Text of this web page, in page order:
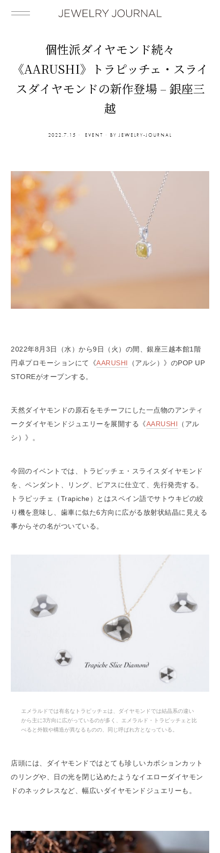
個性派ダイヤモンド続々
《AARUSHI》トラピッチェ・スライ
スダイヤモンドの新作登場 – 銀座三
越
2022.7.15 EVENT BY JEWELRY-JOURNAL
2022年8月3日（水）から9日（火）の間、銀座三越本館1階
円卓プロモーションにて《AARUSHI
（アルシ）》のPOP UP
STOREがオープンする。
天然ダイヤモンドの原石をモチーフにした一点物のアンティ
ークダイヤモンドジュエリーを展開する《AARUSHI （アル
シ）》。
今回のイベントでは、トラピッチェ・スライスダイヤモンド
を、ペンダント、リング、ピアスに仕立て、先行発売する。
トラピッチェ（Trapiche）とはスペイン語でサトウキビの絞
り機を意味し、歯車に似た6方向に広がる放射状結晶に見える
事からその名がついている。
エメラルドでは有名なトラピッチェは、ダイヤモンドでは結晶系の違い
から主に3方向に広がっているのが多く、エメラルド・トラピッチェと比
べると外観や構造が異なるものの、同じ呼ばれ方となっている。
店頭には、ダイヤモンドではとても珍しいカボションカット
のリングや、日の光を閉じ込めたようなイエローダイヤモン
ドのネックレスなど、幅広いダイヤモンドジュエリーも。